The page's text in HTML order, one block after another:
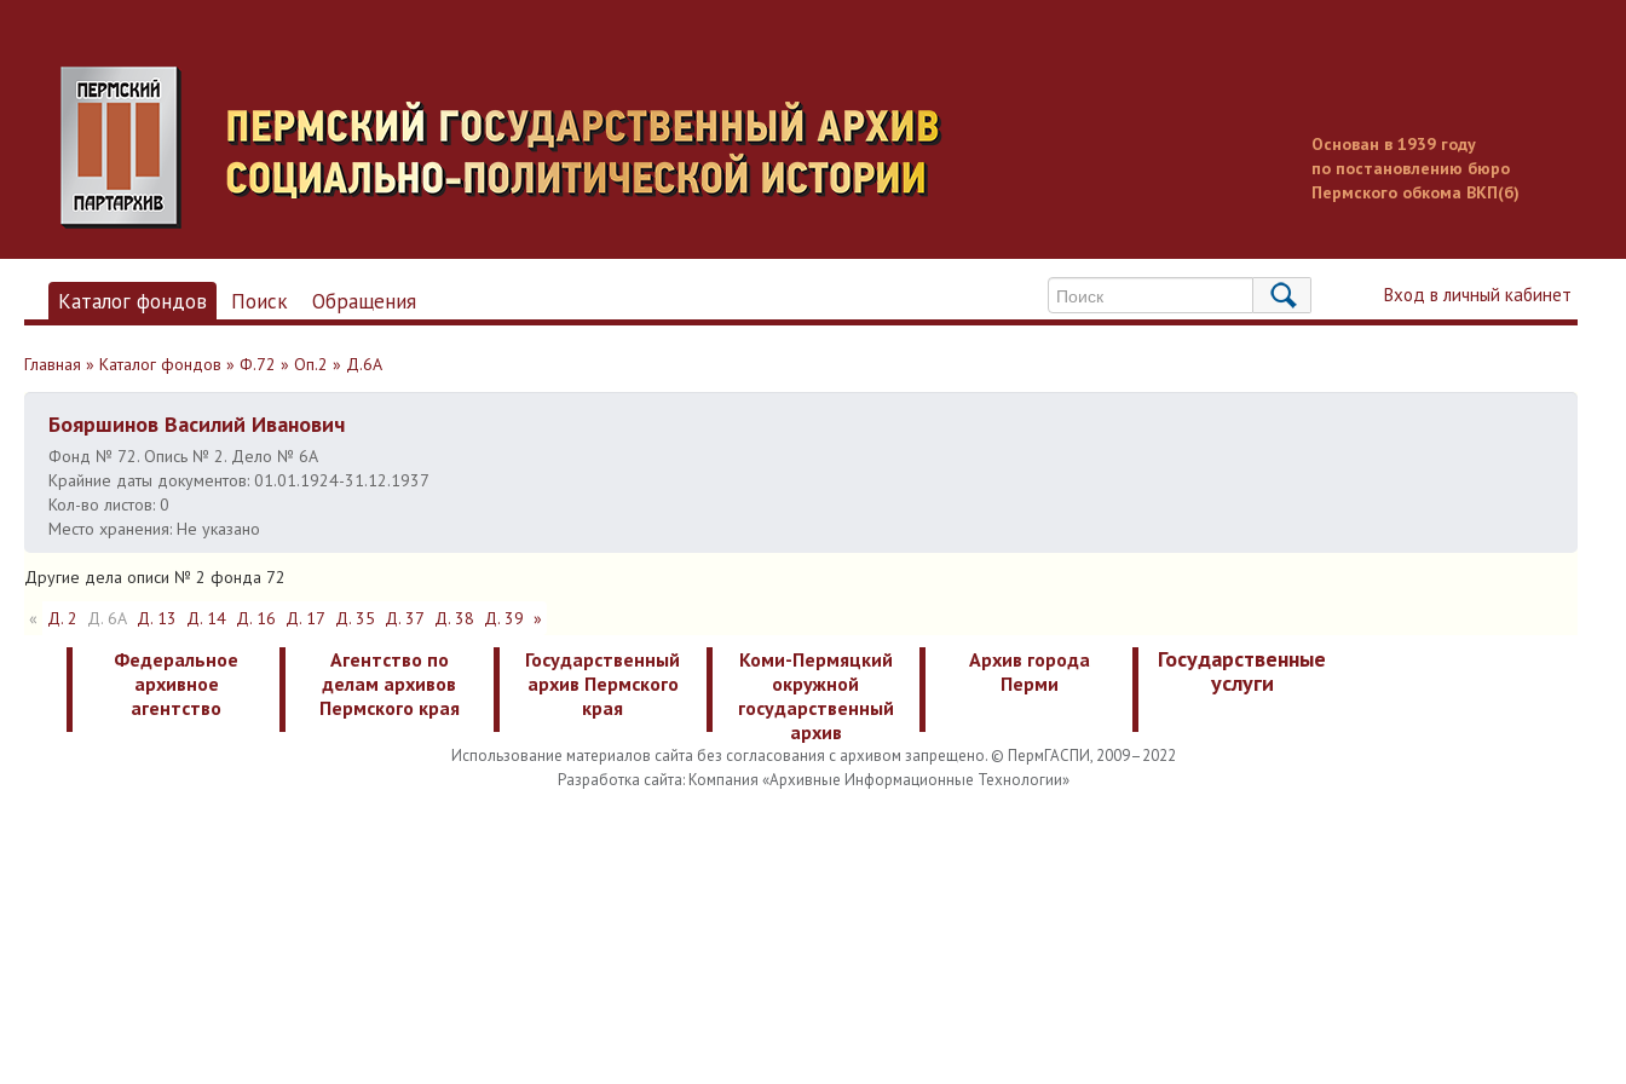
Основан в 1939 году
по постановлению бюро
Пермского обкома ВКП(б)
Вход в личный кабинет
Каталог фондов Поиск Обращения
Главная » Каталог фондов » Ф.72 » Оп.2 » Д.6А
Бояршинов Василий Иванович
Фонд № 72. Опись № 2. Дело № 6А
Крайние даты документов: 01.01.1924-31.12.1937
Кол-во листов: 0
Место хранения: Не указано
Другие дела описи № 2 фонда 72
« Д. 2 Д. 6А Д. 13 Д. 14 Д. 16 Д. 17 Д. 35 Д. 37 Д. 38 Д. 39 »
Федеральное
архивное
агентство
Агентство по
делам архивов
Пермского края
Государственный
архив Пермского
края
Коми-Пермяцкий
окружной
государственный
архив
Архив города
Перми
Государственные
услуги
Использование материалов сайта без согласования с архивом запрещено. © ПермГАСПИ, 2009–2022
Разработка сайта: Компания «Архивные Информационные Технологии»